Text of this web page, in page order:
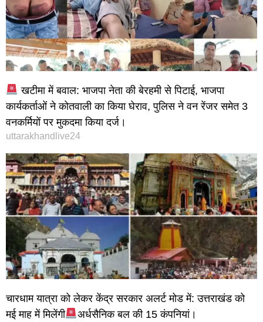
खटीमा में बवाल: भाजपा नेता की बेरहमी से पिटाई, भाजपा
कार्यकर्ताओं ने कोतवाली का किया घेराव, पुलिस ने वन रेंजर समेत 3
वनकर्मियों पर मुकदमा किया दर्ज।
uttarakhandlive24
चारधाम यात्रा को लेकर केंद्र सरकार अलर्ट मोड में: उत्तराखंड को
मई माह में मिलेंगी
अर्धसैनिक बल की 15 कंपनियां।